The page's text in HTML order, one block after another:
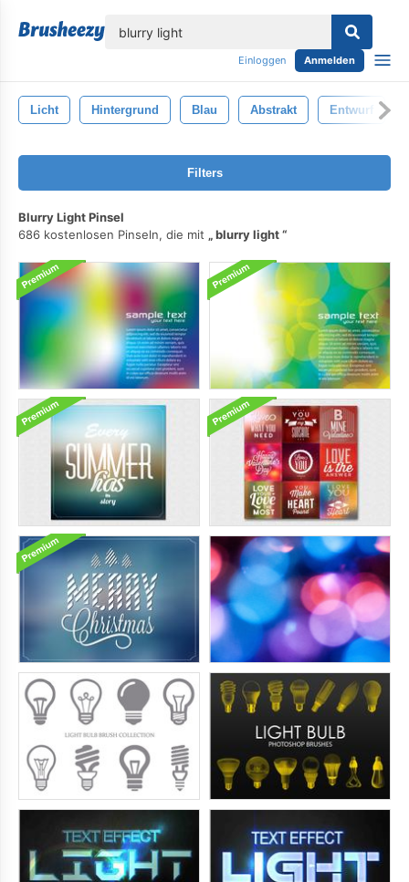
Einloggen Anmelden
Licht Hintergrund Blau Abstrakt Entwurf
Filters
Blurry Light Pinsel
686 kostenlosen Pinseln, die mit
blurry light